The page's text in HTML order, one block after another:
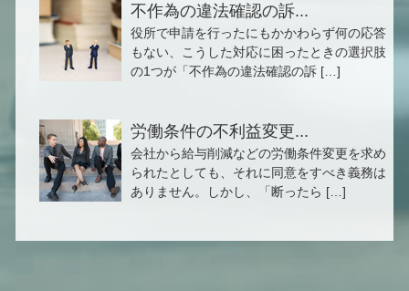
不作為の違法確認の訴...
役所で申請を行ったにもかかわらず何の応答
もない、こうした対応に困ったときの選択肢
の1つが「不作為の違法確認の訴 […]
労働条件の不利益変更...
会社から給与削減などの労働条件変更を求め
られたとしても、それに同意をすべき義務は
ありません。しかし、「断ったら […]